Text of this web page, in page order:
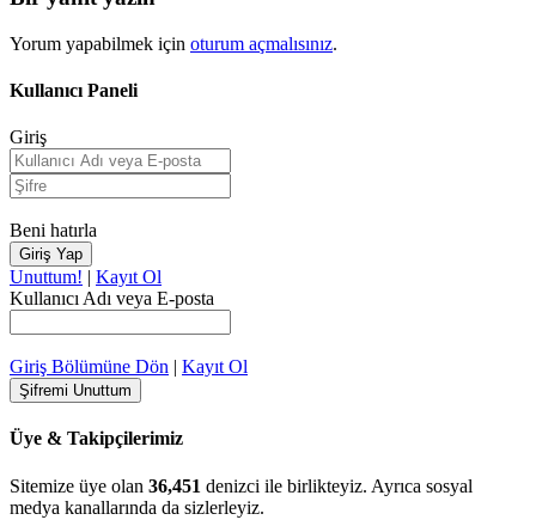
Yorum yapabilmek için oturum açmalısınız.
Kullanıcı Paneli
Giriş
Beni hatırla
Unuttum! | Kayıt Ol
Kullanıcı Adı veya E-posta
Giriş Bölümüne Dön | Kayıt Ol
Üye & Takipçilerimiz
Sitemize üye olan 36,451 denizci ile birlikteyiz. Ayrıca sosyal
medya kanallarında da sizlerleyiz.